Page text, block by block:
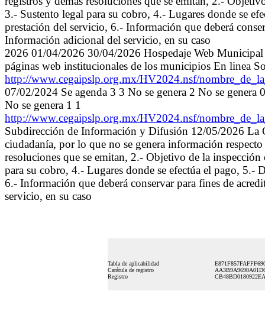
3.- Sustento legal para su cobro, 4.- Lugares donde se
prestación del servicio, 6.- Información que deberá
Información adicional del servicio, en su caso
2026 01/04/2026 30/04/2026 Hospedaje Web
páginas web institucionales de los municipios En linea
http://www.cegaipslp.org.mx/HV2024.nsf/
07/02/2024 Se agenda 3 3 No se genera 2 No se
No se genera 1 1
http://www.cegaipslp.org.mx/HV2024.nsf/
Subdirección de Información y Difusión 12/05/2026 La
ciudadanía, por lo que no se genera información
resoluciones que se emitan, 2.- Objetivo de la
para su cobro, 4.- Lugares donde se efectúa el pago, 5.-
6.- Información que deberá conservar para fines de
servicio, en su caso
Tabla de aplicabilidad
Carátula de registro
Registro